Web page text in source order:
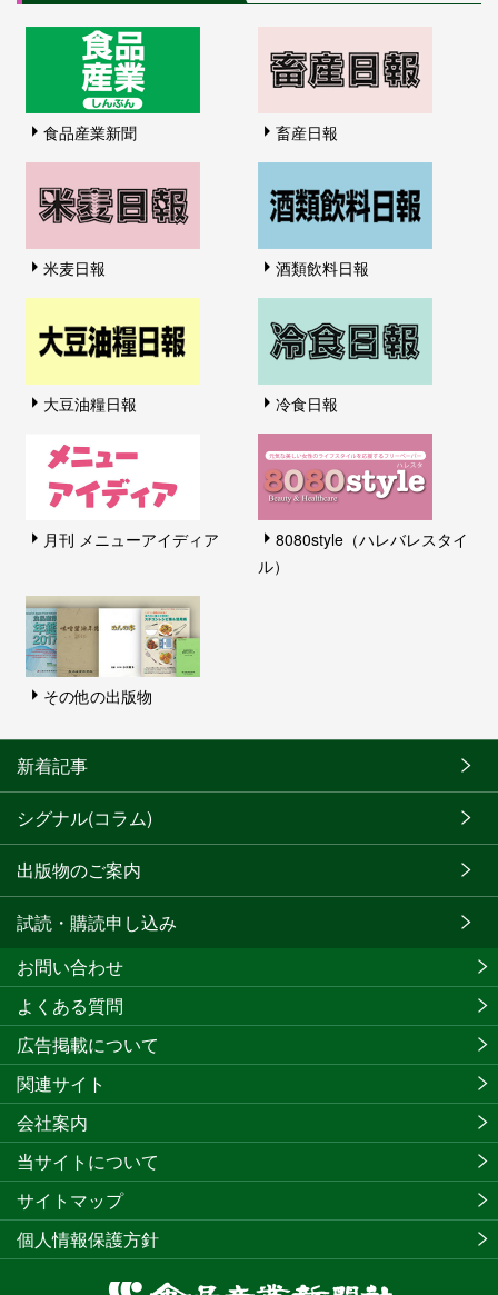
食品産業新聞 畜産日報
米麦日報 酒類飲料日報
大豆油糧日報 冷食日報
月刊 メニューアイディア
8080style（ハレバレスタイ
ル）
その他の出版物
新着記事
シグナル(コラム)
出版物のご案内
試読・購読申し込み
お問い合わせ
よくある質問
広告掲載について
関連サイト
会社案内
当サイトについて
サイトマップ
個人情報保護方針